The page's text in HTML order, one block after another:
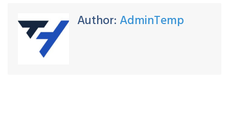
Author: AdminTemp